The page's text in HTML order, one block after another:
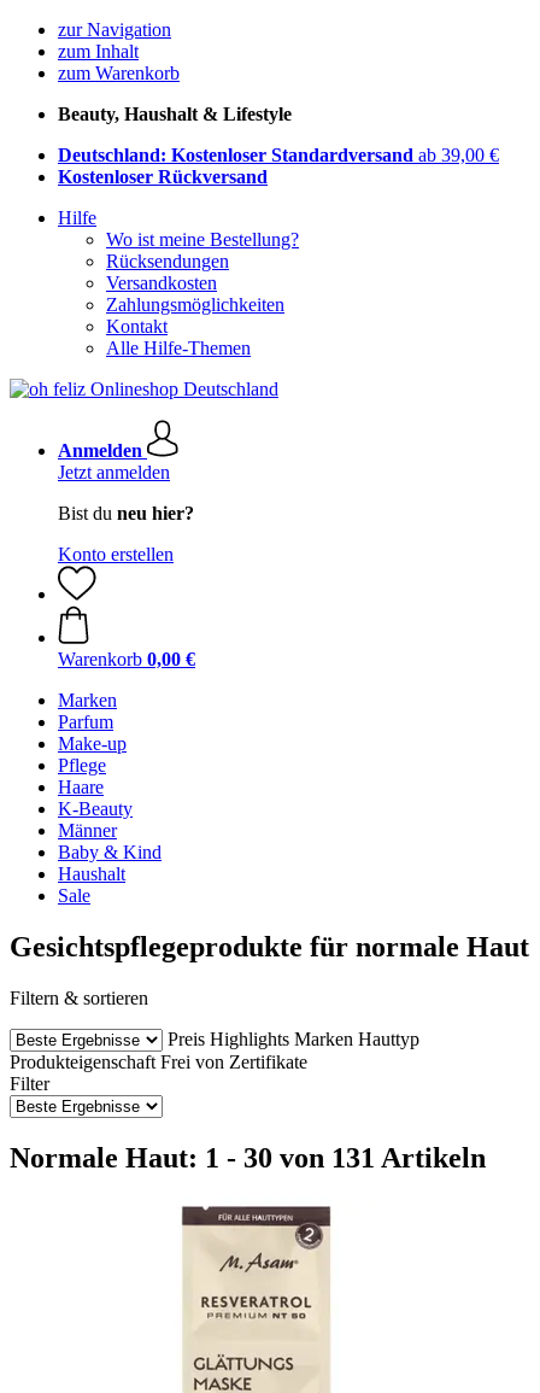
zur Navigation
zum Inhalt
zum Warenkorb
Beauty, Haushalt & Lifestyle
Deutschland: Kostenloser Standardversand ab 39,00 €
Kostenloser Rückversand
Hilfe
Wo ist meine Bestellung?
Rücksendungen
Versandkosten
Zahlungsmöglichkeiten
Kontakt
Alle Hilfe-Themen
Anmelden
Jetzt anmelden
Bist du neu hier?
Konto erstellen
Warenkorb 0,00 €
Marken
Parfum
Make-up
Pflege
Haare
K-Beauty
Männer
Baby & Kind
Haushalt
Sale
Gesichtspflegeprodukte für normale Haut
Filtern & sortieren
Preis Highlights Marken Hauttyp
Produkteigenschaft Frei von Zertifikate
Filter
Normale Haut: 1 - 30 von 131 Artikeln